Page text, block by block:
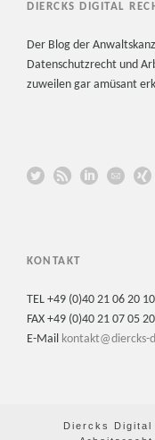
DIERCKS DIGITAL
Der Blog der
Datenschutzrecht und
zuweilen gar amüsant
KONTAKT
TEL +49 (0)40 21 06 20 10
FAX +49 (0)40 21 07 05 20
E-Mail
Diercks